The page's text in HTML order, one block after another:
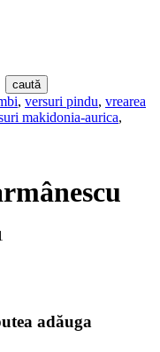
, versuri pindu, vrearea
makidonia-aurica,
adăuga